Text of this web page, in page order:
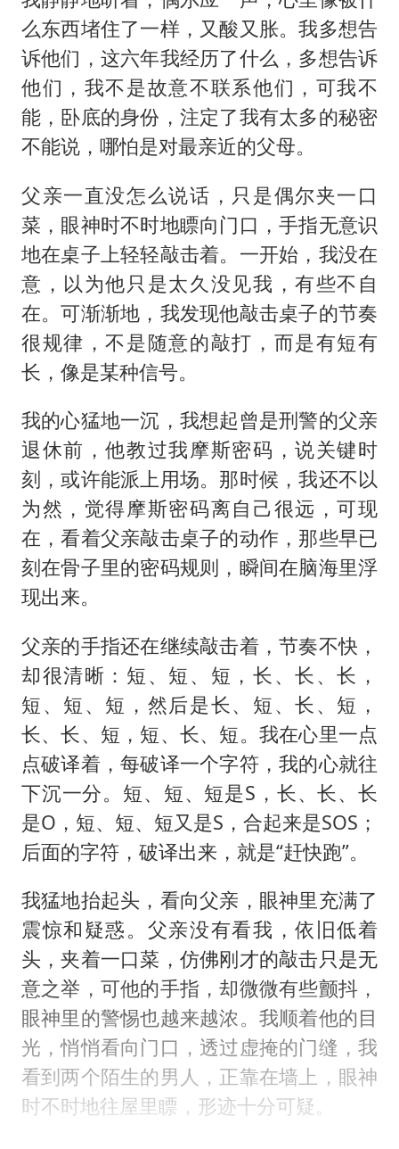
么东西堵住了一样，又酸又胀。我多想告
诉他们，这六年我经历了什么，多想告诉
他们，我不是故意不联系他们，可我不
能，卧底的身份，注定了我有太多的秘密
不能说，哪怕是对最亲近的父母。
父亲一直没怎么说话，只是偶尔夹一口
菜，眼神时不时地瞟向门口，手指无意识
地在桌子上轻轻敲击着。一开始，我没在
意，以为他只是太久没见我，有些不自
在。可渐渐地，我发现他敲击桌子的节奏
很规律，不是随意的敲打，而是有短有
长，像是某种信号。
我的心猛地一沉，我想起曾是刑警的父亲
退休前，他教过我摩斯密码，说关键时
刻，或许能派上用场。那时候，我还不以
为然，觉得摩斯密码离自己很远，可现
在，看着父亲敲击桌子的动作，那些早已
刻在骨子里的密码规则，瞬间在脑海里浮
现出来。
父亲的手指还在继续敲击着，节奏不快，
却很清晰：短、短、短，长、长、长，
短、短、短，然后是长、短、长、短，
长、长、短，短、长、短。我在心里一点
点破译着，每破译一个字符，我的心就往
下沉一分。短、短、短是S，长、长、长
是O，短、短、短又是S，合起来是SOS；
后面的字符，破译出来，就是“赶快跑”。
我猛地抬起头，看向父亲，眼神里充满了
震惊和疑惑。父亲没有看我，依旧低着
头，夹着一口菜，仿佛刚才的敲击只是无
意之举，可他的手指，却微微有些颤抖，
眼神里的警惕也越来越浓。我顺着他的目
光，悄悄看向门口，透过虚掩的门缝，我
看到两个陌生的男人，正靠在墙上，眼神
时不时地往屋里瞟，形迹十分可疑。